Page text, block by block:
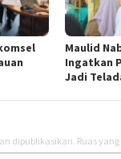
Maulid
Ingatkan
Jadi
dipublikasikan. Ruas